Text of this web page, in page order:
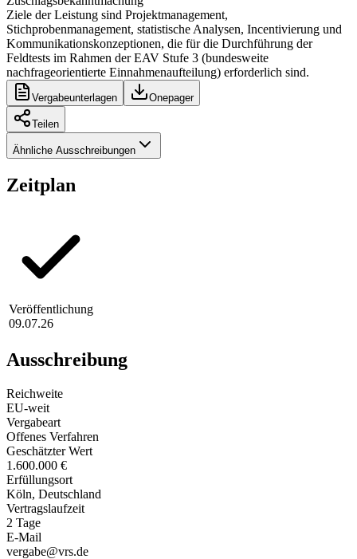
Ziele der Leistung sind Projektmanagement,
Stichprobenmanagement, statistische Analysen, Incentivierung und
Kommunikationskonzeptionen, die für die Durchführung der
Feldtests im Rahmen der EAV Stufe 3 (bundesweite
nachfrageorientierte Einnahmenaufteilung) erforderlich sind.
Vergabeunterlagen Onepager
Teilen
Ähnliche Ausschreibungen
Zeitplan
Veröffentlichung
09.07.26
Ausschreibung
Reichweite
EU-weit
Vergabeart
Offenes Verfahren
Geschätzter Wert
1.600.000 €
Erfüllungsort
Köln, Deutschland
Vertragslaufzeit
2 Tage
E-Mail
vergabe@vrs.de